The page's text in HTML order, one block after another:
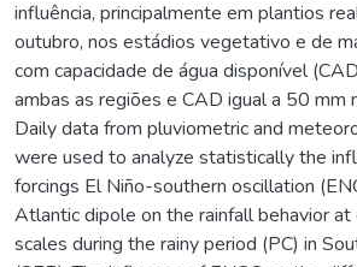
influência, principalmente em plantios
outubro, nos estádios vegetativo e de
com capacidade de água disponível
ambas as regiões e CAD igual a 50 mm
Daily data from pluviometric and
were used to analyze statistically the
forcings El Niño-southern oscillation
Atlantic dipole on the rainfall behavior
scales during the rainy period (PC) in